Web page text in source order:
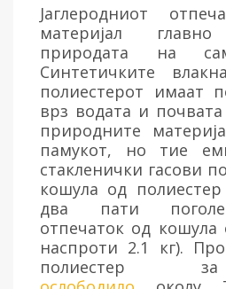
Јаглеродниот
материјал
природата на
Синтетичките
полиестерот имаат
врз водата и
природните
памукот, но тие
стакленички гасови
кошула од
два пати
отпечаток од кошула
наспроти 2.1 кг).
полиестер